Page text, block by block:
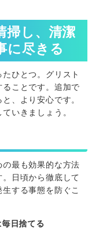
掃し、清潔
に尽きる
ひとつ。グリスト
ことです。追加で
、より安心です。
いきましょう。
最も効果的な方法
日頃から徹底して
する事態を防ぐこ
日捨てる